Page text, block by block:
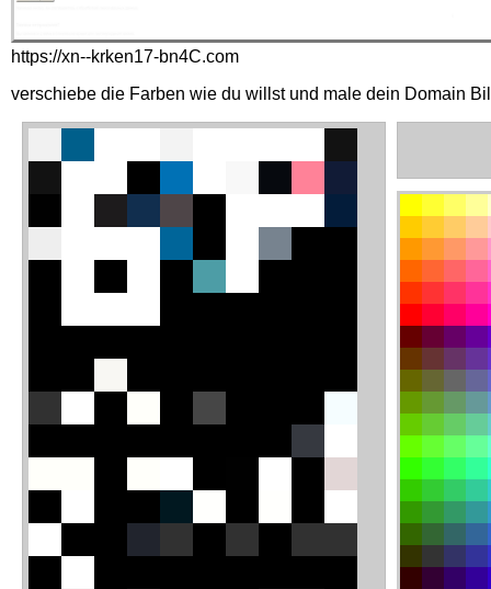
https://xn--krken17-bn4C.com
verschiebe die Farben wie du willst und male dein Domain